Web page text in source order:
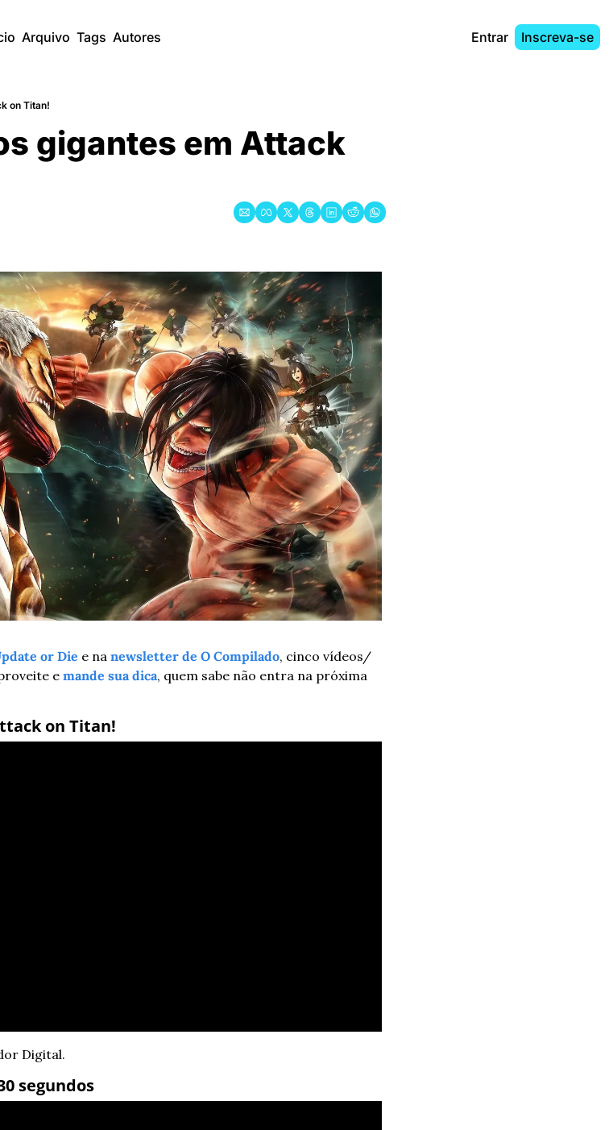
Arquivo Tags Autores Entrar Inscreva-se
on Titan!
gigantes em Attack
or Die e na newsletter de O Compilado, cinco vídeos/
e mande sua dica, quem sabe não entra na próxima
on Titan!
Digital.
segundos